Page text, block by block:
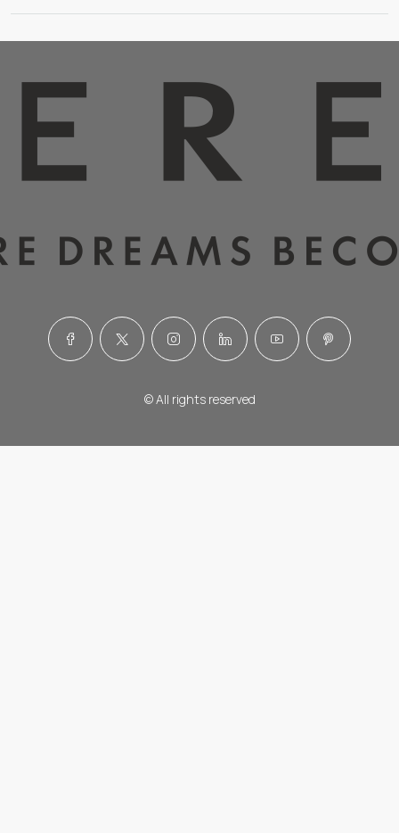
© All rights reserved